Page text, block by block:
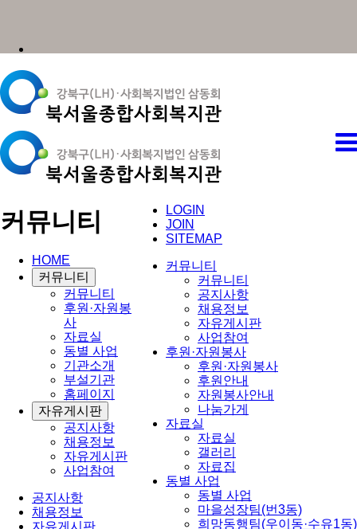
LOGIN
JOIN
SITEMAP
커뮤니티
커뮤니티
공지사항
채용정보
자유게시판
사업참여
후원·자원봉사
후원·자원봉사
후원안내
자원봉사안내
나눔가게
자료실
자료실
갤러리
자료집
동별 사업
동별 사업
마을성장팀(번3동)
희망동행팀(우이동·수유1동)
커뮤니티
HOME
커뮤니티
커뮤니티
후원·자원봉
사
자료실
동별 사업
기관소개
부설기관
홈페이지
자유게시판
공지사항
채용정보
자유게시판
사업참여
공지사항
채용정보
자유게시판